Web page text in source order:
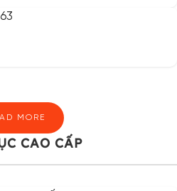
MORE
CAO CẤP